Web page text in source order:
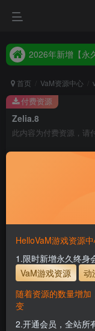
首页 VaM资源中心
Zelia.8
此内容为付费资源，请
主流网盘——高
支付
使用方法
解压后
付费资源
HelloVaM游戏资源
1.限时新增永久终身
VaM游戏资源
动
随着资源的数量增
变
2.开通会员，全站所